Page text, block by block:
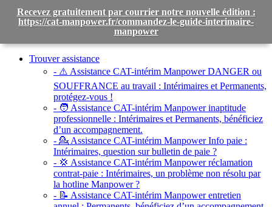
Toggle
navigationTrouver assistance
- ⚠️ Assistance CAT-intérim Manpower DANGER ou
SOUFFRANCE au travail : Intérimaires et Permanents,
protégez-vous !
- 🧑 Assistance CAT-intérim Manpower inaptitude
professionnelle : Intérimaires et Permanents, bénéficiez
d’un accompagnement.
- 💁 Assistance CAT-intérim Manpower Info paie :
Intérimaires, question sur bulletin de paie ?
- 💢 Assistance CAT-intérim Manpower réclamation
contrat-paie : Intérimaires, un problème non résolu par
la hotline Manpower ?
- 📝 Assistance CAT-intérim Manpower entretien
Recevez gratuitement par courrier notre nouvelle édition :
https://cat-manpower.fr/commandez-le-guide-interimaire-
manpower